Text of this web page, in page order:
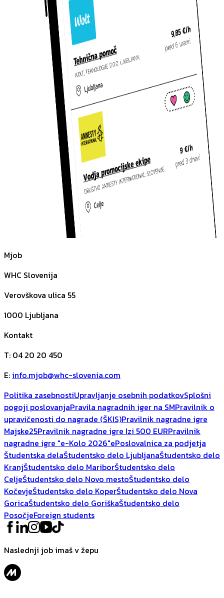
Mjob
WHC Slovenija
Verovškova ulica 55
1000 Ljubljana
Kontakt
T: 04 20 20 450
E: info.mjob@whc-slovenia.com
Politika zasebnostiUpravljanje osebnih podatkovSplošni
pogoji poslovanjaPravila nagradnih iger na SMPravilnik o
upravičenosti do nagrade (ŠKIS)Pravilnik nagradne igre
Majske25Pravilnik nagradne igre Izi 500 EURPravilnik
nagradne igre "e-Kolo 2026"ePoslovalnica za podjetja
Študentska delaŠtudentsko delo LjubljanaŠtudentsko delo
KranjŠtudentsko delo MariborŠtudentsko delo
CeljeŠtudentsko delo Novo mestoŠtudentsko delo
KočevjeŠtudentsko delo KoperŠtudentsko delo Nova
GoricaŠtudentsko delo GoriškaŠtudentsko delo
PosočjeForeign students
Naslednji job imaš v žepu